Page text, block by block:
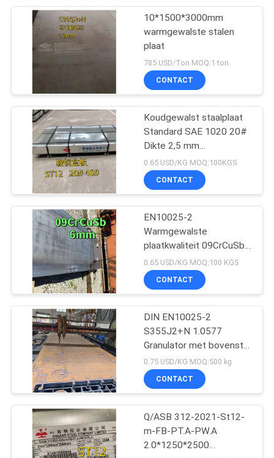
10*1500*3000mm
warmgewalste stalen
plaat
785 USD/Ton MOQ:1 ton
CONTACT
Koudgewalst staalplaat
Standard SAE 1020 20#
Dikte 2,5 mm
1250*2500mm
0.65 USD/KG MOQ:100KGS
CONTACT
EN10025-2
Warmgewalste
plaatkwaliteit 09CrCuSb
ND-staal
Cortenstaalplaat
Zwavelzuur
0.65 USD/KG MOQ:100 KGS
CONTACT
DIN EN10025-2
S355J2+N 1.0577
Granulator met bovenste
behuizing Stalen plaat
12*1524*6096mm
0.75 USD/KG MOQ:500 kg
CONTACT
Q/ASB 312-2021-St12-
m-FB-PT.A-PW.A
2.0*1250*2500